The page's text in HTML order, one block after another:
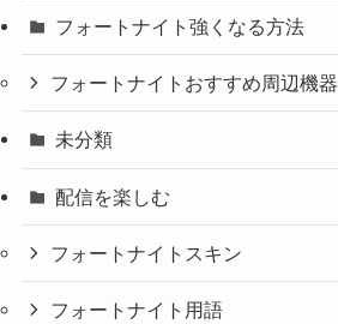
フォートナイト強くなる方法
フォートナイトおすすめ周辺機器
未分類
配信を楽しむ
フォートナイトスキン
フォートナイト用語